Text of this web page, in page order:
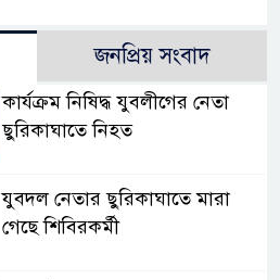
জনপ্রিয় সংবাদ
কার্যক্রম নিষিদ্ধ যুবলীগের নেতা
ছুরিকাঘাতে নিহত
যুবদল নেতার ছুরিকাঘাতে মারা
গেছে শিবিরকর্মী